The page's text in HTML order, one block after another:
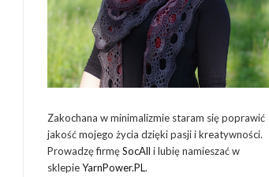
Zakochana w minimalizmie staram się poprawić
jakość mojego życia dzięki pasji i kreatywności.
Prowadzę firmęSocAll i lubię namieszać w
sklepieYarnPower.PL.